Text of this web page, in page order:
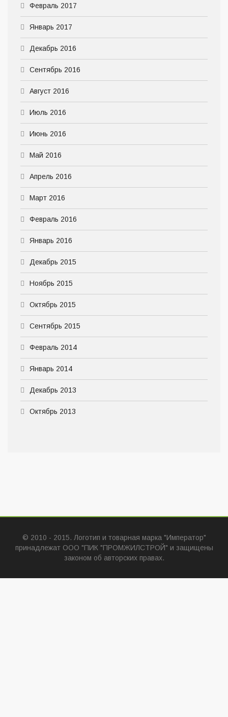
Февраль 2017
Январь 2017
Декабрь 2016
Сентябрь 2016
Август 2016
Июль 2016
Июнь 2016
Май 2016
Апрель 2016
Март 2016
Февраль 2016
Январь 2016
Декабрь 2015
Ноябрь 2015
Октябрь 2015
Сентябрь 2015
Февраль 2014
Январь 2014
Декабрь 2013
Октябрь 2013
© 2010 - 2015. Логотип и товарная марка "Император"
принадлежат ООО "ПИК "ПРОМЖИЛСТРОЙ" и защищены
законом об авторских правах.